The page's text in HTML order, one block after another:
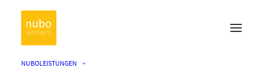
NUBOLEISTUNGEN